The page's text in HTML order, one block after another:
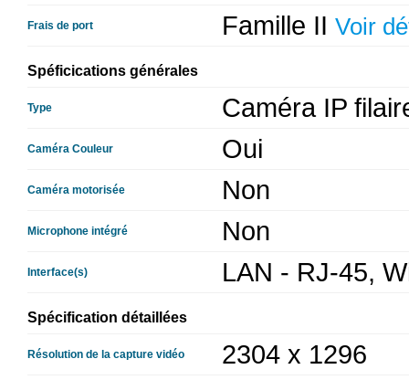
Frais de port Famille II Voir
Spéficications générales
Type Caméra IP
Caméra Couleur Oui
Caméra motorisée Non
Microphone intégré Non
Interface(s) LAN - RJ-45,
Spécification détaillées
Résolution de la capture vidéo 2304 x 1296